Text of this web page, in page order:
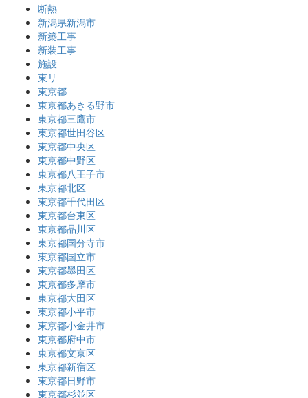
断熱
新潟県新潟市
新築工事
新装工事
施設
東リ
東京都
東京都あきる野市
東京都三鷹市
東京都世田谷区
東京都中央区
東京都中野区
東京都八王子市
東京都北区
東京都千代田区
東京都台東区
東京都品川区
東京都国分寺市
東京都国立市
東京都墨田区
東京都多摩市
東京都大田区
東京都小平市
東京都小金井市
東京都府中市
東京都文京区
東京都新宿区
東京都日野市
東京都杉並区